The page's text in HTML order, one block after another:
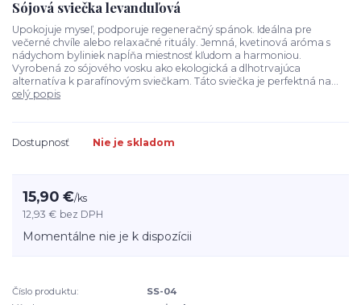
Sójová sviečka levanduľová
Upokojuje myseľ, podporuje regeneračný spánok. Ideálna pre
večerné chvíle alebo relaxačné rituály. Jemná, kvetinová aróma s
nádychom byliniek napĺňa miestnosť kľudom a harmoniou.
Vyrobená zo sójového vosku ako ekologická a dlhotrvajúca
alternatíva k parafínovým sviečkam. Táto sviečka je perfektná na...
celý popis
Dostupnosť Nie je skladom
15,90 €/ks
12,93 € bez DPH
Momentálne nie je k dispozícii
Číslo produktu:
SS-04